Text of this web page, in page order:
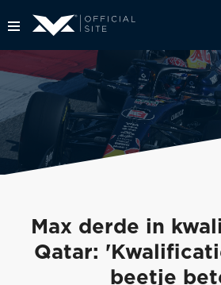
Max derde in
Qatar:
beetje